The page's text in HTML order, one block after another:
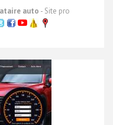
auto - Site pro